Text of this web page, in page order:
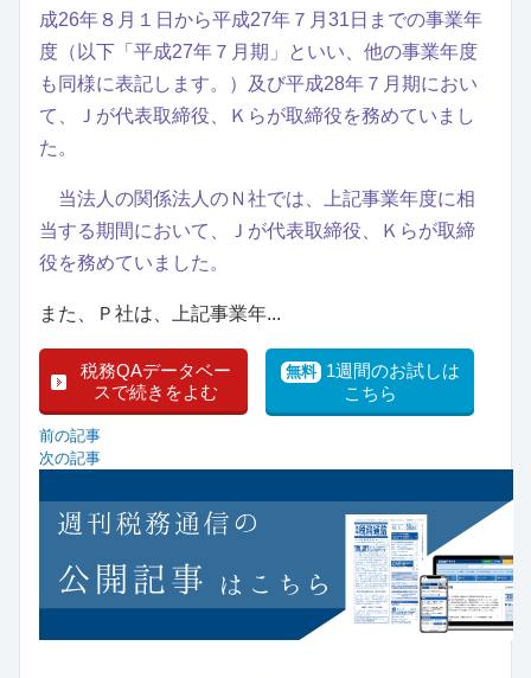
成26年８月１日から平成27年７月31日までの事業年
度（以下「平成27年７月期」といい、他の事業年度
も同様に表記します。）及び平成28年７月期におい
て、Ｊが代表取締役、Ｋらが取締役を務めていまし
た。
当法人の関係法人のＮ社では、上記事業年度に相
当する期間において、Ｊが代表取締役、Ｋらが取締
役を務めていました。
また、Ｐ社は、上記事業年...
税務QAデータベー
スで続きをよむ
無料 1週間のお試しは
こちら
前の記事
次の記事